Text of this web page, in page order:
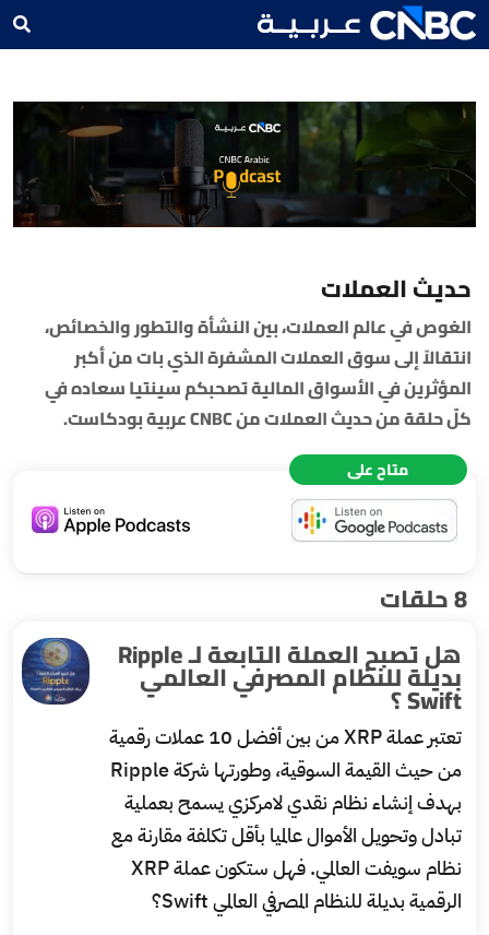
حديث العملات
الغوص في عالم العملات، بين النشأة والتطور والخصائص،
انتقالاً إلى سوق العملات المشفرة الذي بات من أكبر
المؤثرين في الأسواق المالية تصحبكم سينتيا سعاده في
كلّ حلقة من حديث العملات من CNBC عربية بودكاست.
متاح على
8 حلقات
هل تصبح العملة التابعة لـ Ripple
بديلة للنظام المصرفي العالمي
Swift ؟
تعتبر عملة XRP من بين أفضل 10 عملات رقمية
من حيث القيمة السوقية، وطورتها شركة Ripple
بهدف إنشاء نظام نقدي لامركزي يسمح بعملية
تبادل وتحويل الأموال عالميا بأقل تكلفة مقارنة مع
نظام سويفت العالمي. فهل ستكون عملة XRP
الرقمية بديلة للنظام المصرفي العالمي Swift؟